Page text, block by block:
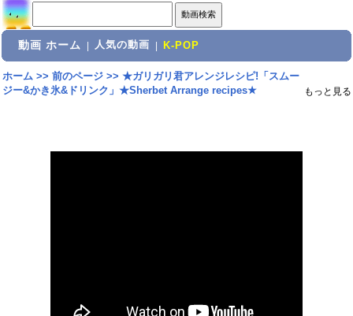
動画 ホーム 人気の動画 K-POP
ホーム>> 前のページ>> ★ガリガリ君アレンジレシピ!「スムー
ジー&かき氷&ドリンク」★Sherbet Arrange recipes★
もっと見る